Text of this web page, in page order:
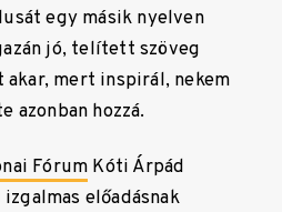
egy másik nyelven
jó, telített szöveg
akar, mert inspirál, nekem
azonban hozzá.
Fórum Kóti Árpád
előadásnak